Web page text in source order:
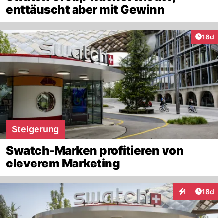
enttäuscht aber mit Gewinn
18d
Steigerung
Swatch-Marken profitieren von
cleverem Marketing
1 18d